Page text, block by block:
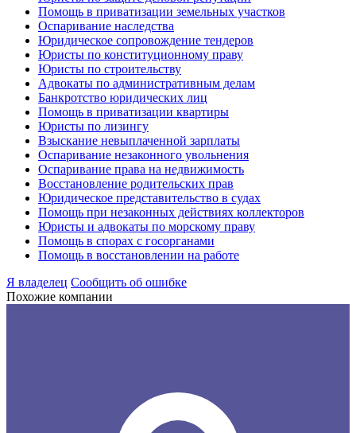
Помощь в приватизации земельных участков
Оспаривание наследства
Юридическое сопровождение тендеров
Юристы по конституционному праву
Юристы по строительству
Адвокаты по административным делам
Банкротство юридических лиц
Помощь в приватизации квартиры
Юристы по лизингу
Взыскание невыплаченной зарплаты
Оспаривание незаконного увольнения
Оспаривание права на недвижимость
Восстановление родительских прав
Юридическое представительство в судах
Помощь при незаконных действиях коллекторов
Юристы и адвокаты по морскому праву
Помощь в спорах с госорганами
Помощь в восстановлении на работе
Я владелец Сообщить об ошибке
Похожие компании